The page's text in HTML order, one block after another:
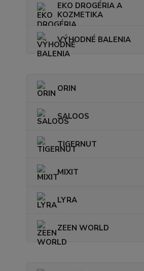
EKO DROGÉRIA A
KOZMETIKA
VÝHODNÉ BALENIA
ORIN
SALOOS
TIGERNUT
MIXIT
LYRA
ZEEN WORLD